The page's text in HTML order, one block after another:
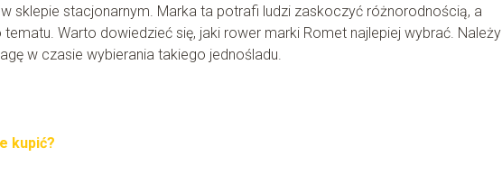
sklepie stacjonarnym. Marka ta potrafi ludzi zaskoczyć różnorodnością, a
Warto dowiedzieć się, jaki rower marki Romet najlepiej wybrać. Należy
w czasie wybierania takiego jednośladu.
kupić?